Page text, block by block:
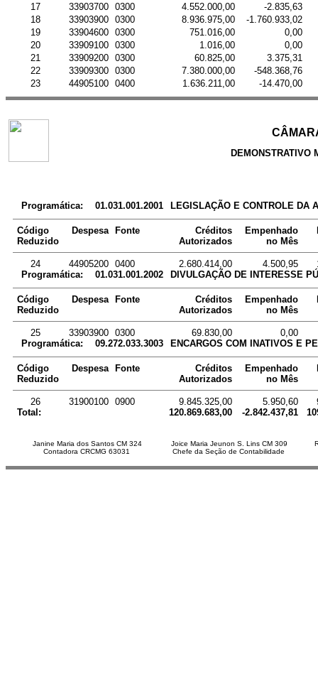
17
33903700 0300 4.552.000,00
-2.835,63
18
33903900 0300 8.936.975,00
-1.760.933,02
19
33904600 0300 751.016,00
0,00
20
33909100 0300 1.016,00
0,00
21
33909200 0300 60.825,00
3.375,31
22
33909300 0300 7.380.000,00
-548.368,76
23
44905100 0400 1.636.211,00 -14.470,00
DEMONSTRATIVO
Programática: 01.031.001.2001 LEGISLAÇÃO E CONTROLE DA
Código
Reduzido
Despesa Fonte
Créditos
Autorizados
Empenhado
no Mês
24 44905200 0400 2.680.414,00 4.500,95
Programática:
01.031.001.2002 DIVULGAÇÃO DE INTERESSE
Código
Reduzido
Despesa Fonte
Créditos
Autorizados
Empenhado
no Mês
25 33903900 0300 69.830,00
0,00
Programática:
09.272.033.3003 ENCARGOS COM INATIVOS E
Código
Reduzido
Despesa Fonte
Créditos
Autorizados
Empenhado
no Mês
26 31900100 0900 9.845.325,00 5.950,60
Total:
120.869.683,00 -2.842.437,81
Janine Maria dos Santos CM 324 Joice Maria Jeunon S. Lins CM 309
Contadora CRCMG 63031
Chefe da Seção de Contabilidade